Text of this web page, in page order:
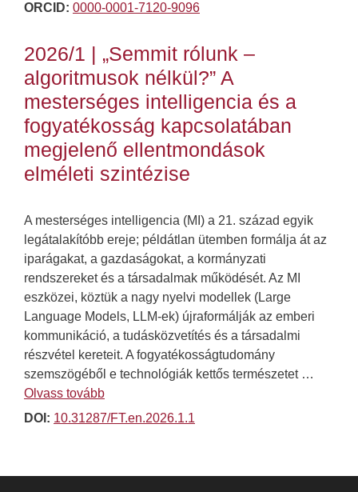
ORCID: 0000-0001-7120-9096
2026/1 | „Semmit rólunk –
algoritmusok nélkül?” A
mesterséges intelligencia és a
fogyatékosság kapcsolatában
megjelenő ellentmondások
elméleti szintézise
A mesterséges intelligencia (MI) a 21. század egyik
legátalakítóbb ereje; példátlan ütemben formálja át az
iparágakat, a gazdaságokat, a kormányzati
rendszereket és a társadalmak működését. Az MI
eszközei, köztük a nagy nyelvi modellek (Large
Language Models, LLM-ek) újraformálják az emberi
kommunikáció, a tudásközvetítés és a társadalmi
részvétel kereteit. A fogyatékosságtudomány
szemszögéből e technológiák kettős természetet …
Olvass tovább
DOI: 10.31287/FT.en.2026.1.1